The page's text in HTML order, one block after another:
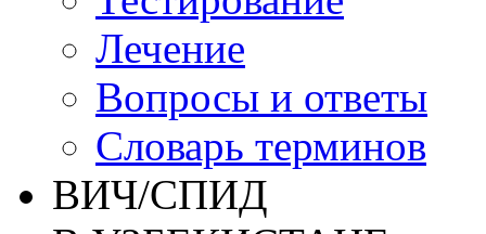
Лечение
Вопросы и ответы
Словарь терминов
ВИЧ/СПИД